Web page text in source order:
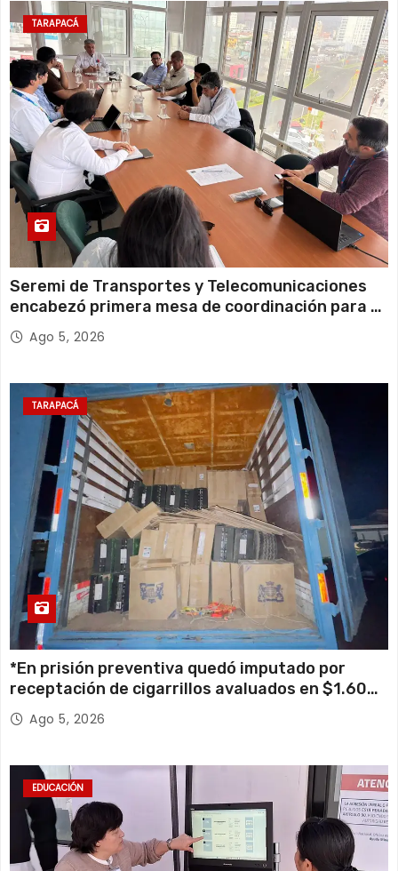
11 de agosto
Martes 20°C 18°C
12 de agosto
Miércoles 22°C 18°C
TARAPACÁ
Seremi de Transportes y Telecomunicaciones
encabezó primera mesa de coordinación para el
retiro de cables en desuso en Iquique
Ago 5, 2026
TARAPACÁ
*En prisión preventiva quedó imputado por
receptación de cigarrillos avaluados en $1.600
millones*
Ago 5, 2026
EDUCACIÓN